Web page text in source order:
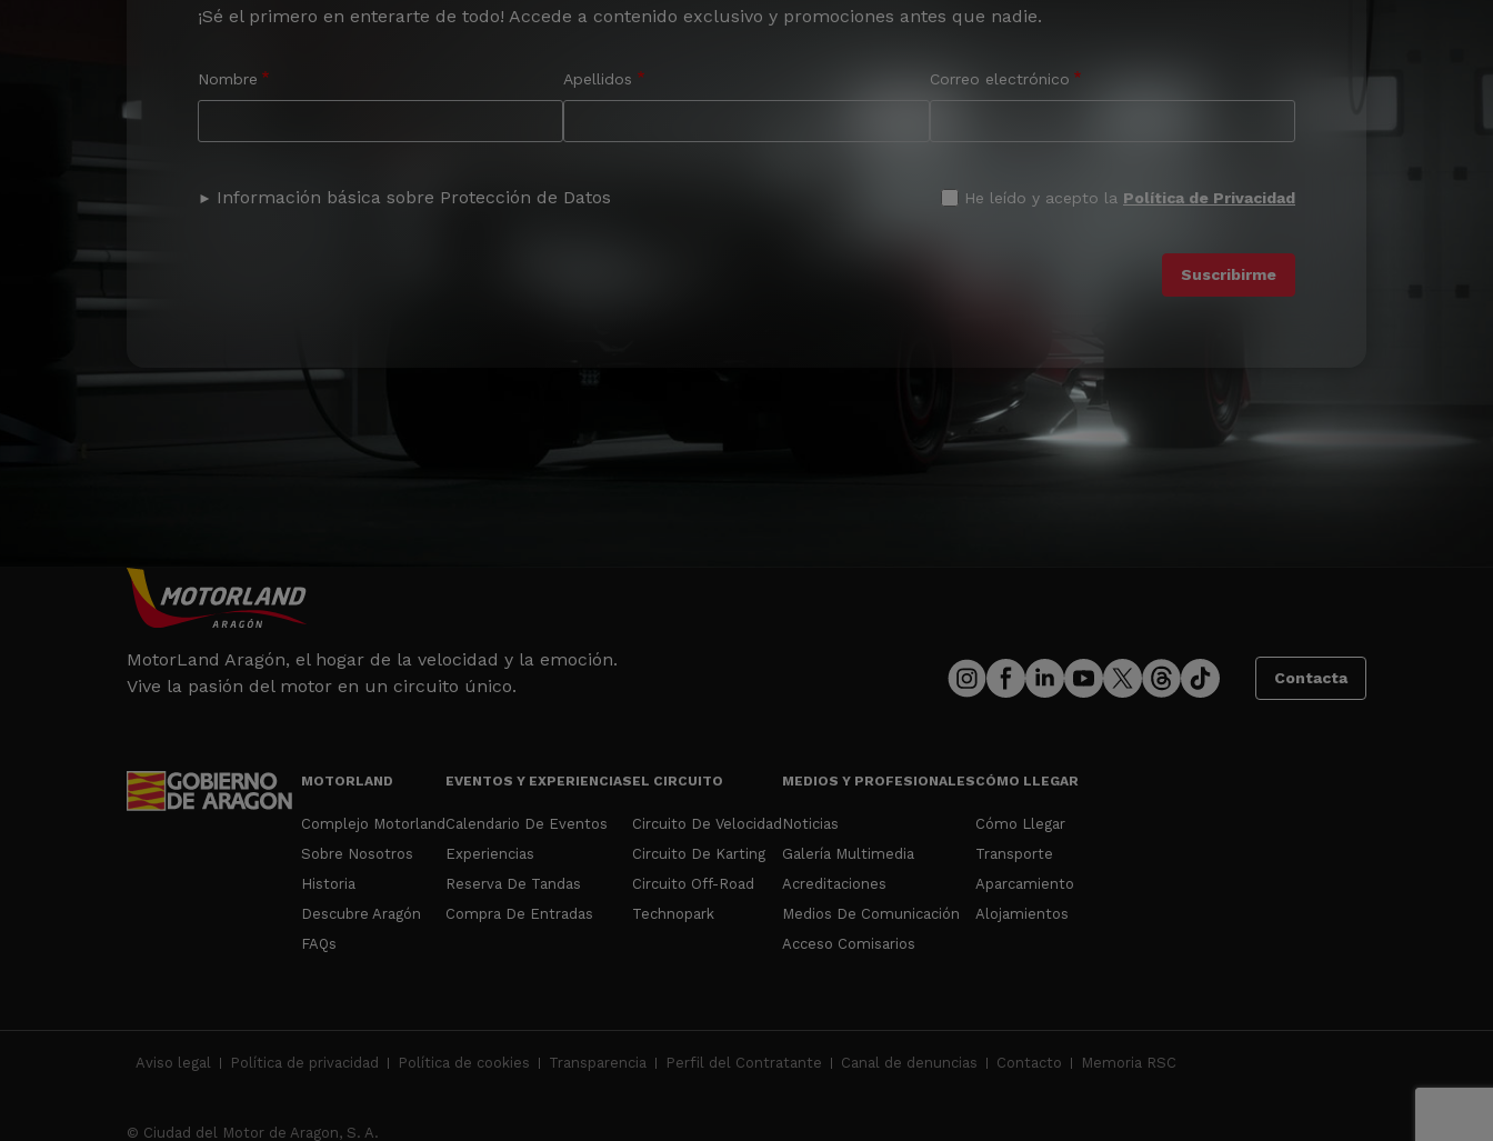
¡Sé el primero en enterarte de todo! Accede a contenido exclusivo y promociones antes que nadie.
Nombre Apellidos Correo electrónico
Información básica sobre Protección de Datos He leído y acepto la Política de Privacidad
MotorLand Aragón, el hogar de la velocidad y la emoción.
Vive la pasión del motor en un circuito único.
Contacta
MOTORLAND
Complejo Motorland
Sobre Nosotros
Historia
Descubre Aragón
FAQs
EVENTOS Y EXPERIENCIAS
Calendario De Eventos
Experiencias
Reserva De Tandas
Compra De Entradas
EL CIRCUITO
Circuito De Velocidad
Circuito De Karting
Circuito Off-Road
Technopark
MEDIOS Y PROFESIONALES
Noticias
Galería Multimedia
Acreditaciones
Medios De Comunicación
Acceso Comisarios
CÓMO LLEGAR
Cómo Llegar
Transporte
Aparcamiento
Alojamientos
Aviso legal Política de privacidad Política de cookies Transparencia Perfil del Contratante Canal de denuncias Contacto Memoria RSC
© Ciudad del Motor de Aragon, S. A.